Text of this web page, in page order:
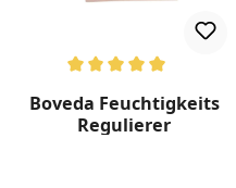
Boveda Feuchtigkeits
Regulierer